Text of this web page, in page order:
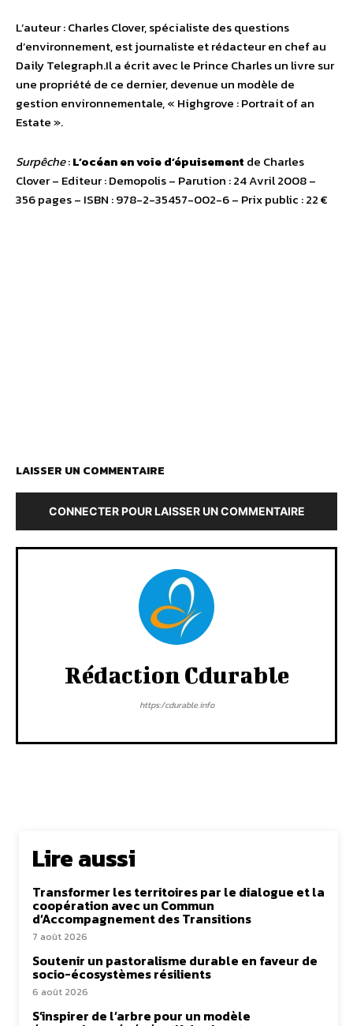
L’auteur : Charles Clover, spécialiste des questions
d’environnement, est journaliste et rédacteur en chef au
Daily Telegraph.Il a écrit avec le Prince Charles un livre sur
une propriété de ce dernier, devenue un modèle de
gestion environnementale, « Highgrove : Portrait of an
Estate ».
Surpêche:L’océan en voie d’épuisement de Charles
Clover – Editeur : Demopolis – Parution : 24 Avril 2008 –
356 pages – ISBN : 978-2-35457-002-6 – Prix public : 22 €
LAISSER UN COMMENTAIRE
CONNECTER POUR LAISSER UN COMMENTAIRE
Rédaction Cdurable
https:/cdurable.info
Lire aussi
Transformer les territoires par le dialogue et la
coopération avec un Commun
d’Accompagnement des Transitions
7 août 2026
Soutenir un pastoralisme durable en faveur de
socio-écosystèmes résilients
6 août 2026
S’inspirer de l’arbre pour un modèle